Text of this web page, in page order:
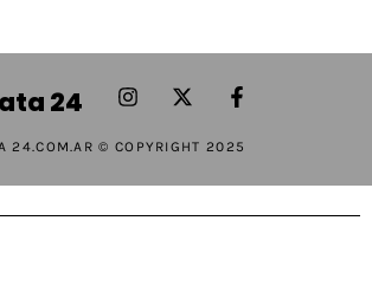
24
24.COM.AR © COPYRIGHT 2025